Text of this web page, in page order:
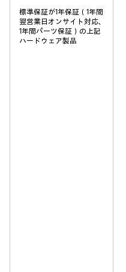
標準保証が1年保証（1年間
翌営業日オンサイト対応、
1年間パーツ保証）の上記
ハードウェア製品